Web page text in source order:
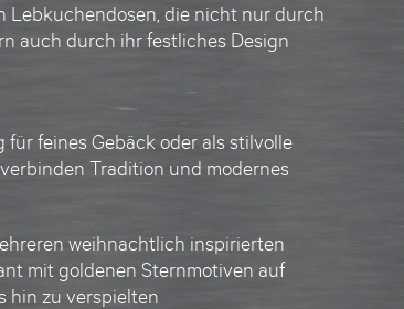
Lebkuchendosen , die nicht nur durch
auch durch ihr festliches Design
für feines Gebäck oder als stilvolle
verbinden Tradition und modernes
weihnachtlich inspirierten
mit goldenen Sternmotiven auf
hin zu verspielten